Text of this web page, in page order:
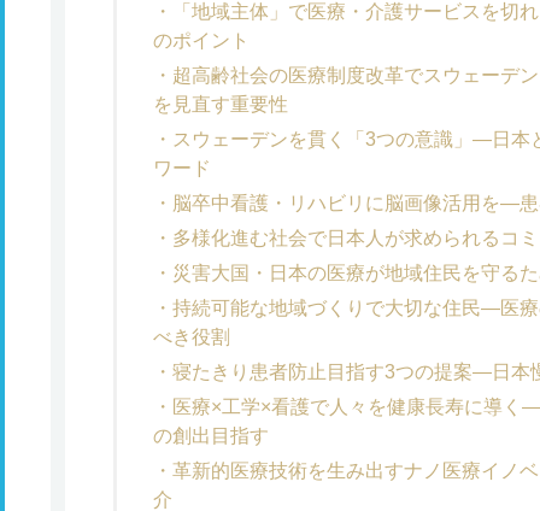
「地域主体」で医療・介護サービスを切
のポイント
超高齢社会の医療制度改革でスウェーデ
を見直す重要性
スウェーデンを貫く「3つの意識」―日本
ワード
脳卒中看護・リハビリに脳画像活用を―
多様化進む社会で日本人が求められるコ
災害大国・日本の医療が地域住民を守る
持続可能な地域づくりで大切な住民―医
べき役割
寝たきり患者防止目指す3つの提案―日本
医療×工学×看護で人々を健康長寿に導く
の創出目指す
革新的医療技術を生み出すナノ医療イノ
介